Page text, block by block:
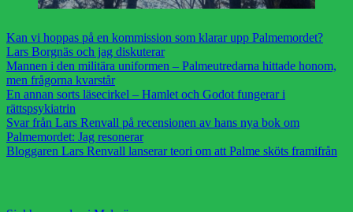
Kan vi hoppas på en kommission som klarar upp Palmemordet?
Lars Borgnäs och jag diskuterar
Mannen i den militära uniformen – Palmeutredarna hittade honom,
men frågorna kvarstår
En annan sorts läsecirkel – Hamlet och Godot fungerar i
rättspsykiatrin
Svar från Lars Renvall på recensionen av hans nya bok om
Palmemordet: Jag resonerar
Bloggaren Lars Renvall lanserar teori om att Palme sköts framifrån